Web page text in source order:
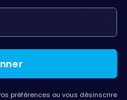
préférences ou vous désinscrire